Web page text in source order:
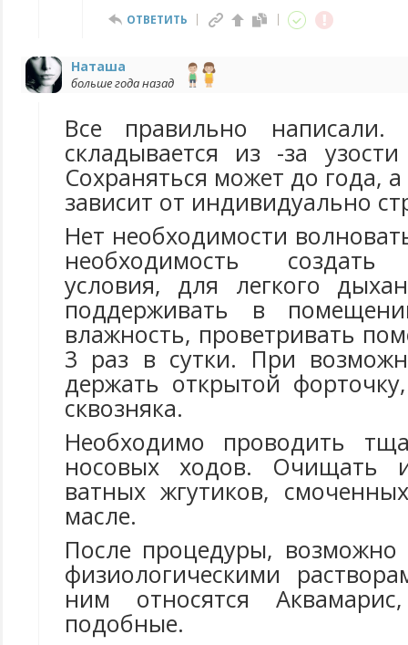
ОТВЕТИТЬ
Наташа
больше года назад
Все правильно написали.
складывается из -за
Сохраняться может до года,
зависит от индивидуально
Нет необходимости
необходимость создать
условия, для легкого
поддерживать в
влажность, проветривать
3 раз в сутки. При
держать открытой
сквозняка.
Необходимо проводить
носовых ходов. Очищать
ватных жгутиков,
масле.
После процедуры, возможно
физиологическими
ним относятся
подобные.